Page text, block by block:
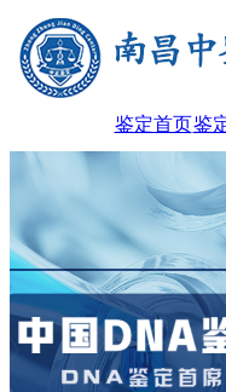
鉴定首页鉴